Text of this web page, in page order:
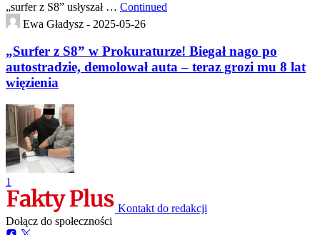
„surfer z S8” usłyszał … Continued
Ewa Gładysz - 2025-05-26
„Surfer z S8” w Prokuraturze! Biegał nago po
autostradzie, demolował auta – teraz grozi mu 8 lat
więzienia
1
Kontakt do redakcji
Dołącz do społeczności